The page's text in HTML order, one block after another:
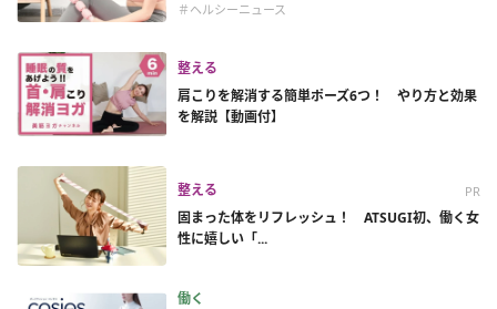
＃ヘルシーニュース
整える
肩こりを解消する簡単ポーズ6つ！ やり方と効果
を解説【動画付】
整える PR
固まった体をリフレッシュ！ ATSUGI初、働く女
性に嬉しい「...
働く